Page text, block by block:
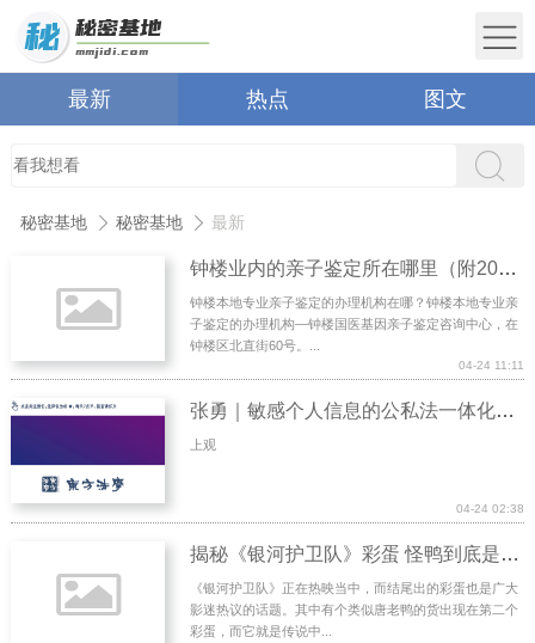
最新 热点 图文
秘密基地 秘密基地 最新
钟楼业内的亲子鉴定所在哪里（附2026鉴定价格指南）
钟楼本地专业亲子鉴定的办理机构在哪？钟楼本地专业亲
子鉴定的办理机构—钟楼国医基因亲子鉴定咨询中心，在
钟楼区北直街60号。...
04-24 11:11
张勇｜敏感个人信息的公私法一体化保护
上观
04-24 02:38
揭秘《银河护卫队》彩蛋 怪鸭到底是个什么货？
《银河护卫队》正在热映当中，而结尾出的彩蛋也是广大
影迷热议的话题。其中有个类似唐老鸭的货出现在第二个
彩蛋，而它就是传说中...